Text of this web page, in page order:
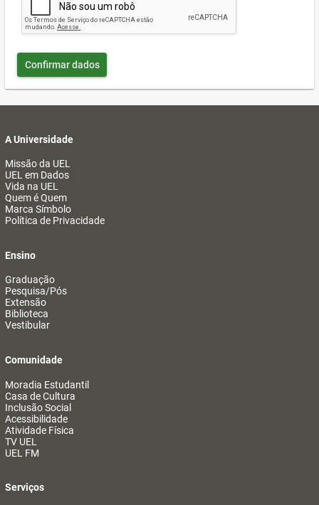
Confirmar dados
A Universidade
Missão da UEL
UEL em Dados
Vida na UEL
Quem é Quem
Marca Símbolo
Política de Privacidade
Ensino
Graduação
Pesquisa/Pós
Extensão
Biblioteca
Vestibular
Comunidade
Moradia Estudantil
Casa de Cultura
Inclusão Social
Acessibilidade
Atividade Física
TV UEL
UEL FM
Serviços